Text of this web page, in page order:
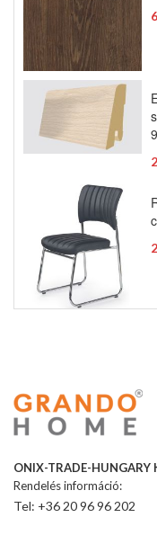
ONIX-TRADE-HUNGARY
Rendelés információ:
Tel: +36 20 96 96 202